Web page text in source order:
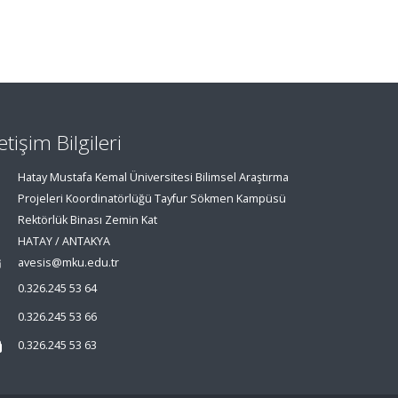
Bilgileri
Hatay Mustafa Kemal Üniversitesi Bilimsel Araştırma
Projeleri Koordinatörlüğü Tayfur Sökmen Kampüsü
Rektörlük Binası Zemin Kat
HATAY / ANTAKYA
avesis@mku.edu.tr
0.326.245 53 64
0.326.245 53 66
0.326.245 53 63